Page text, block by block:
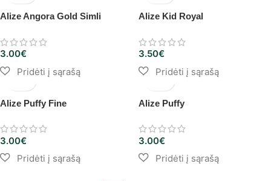
Alize Angora Gold Simli
3.00€
Alize Kid Royal
3.50€
Alize Puffy Fine
3.00€
Alize Puffy
3.00€